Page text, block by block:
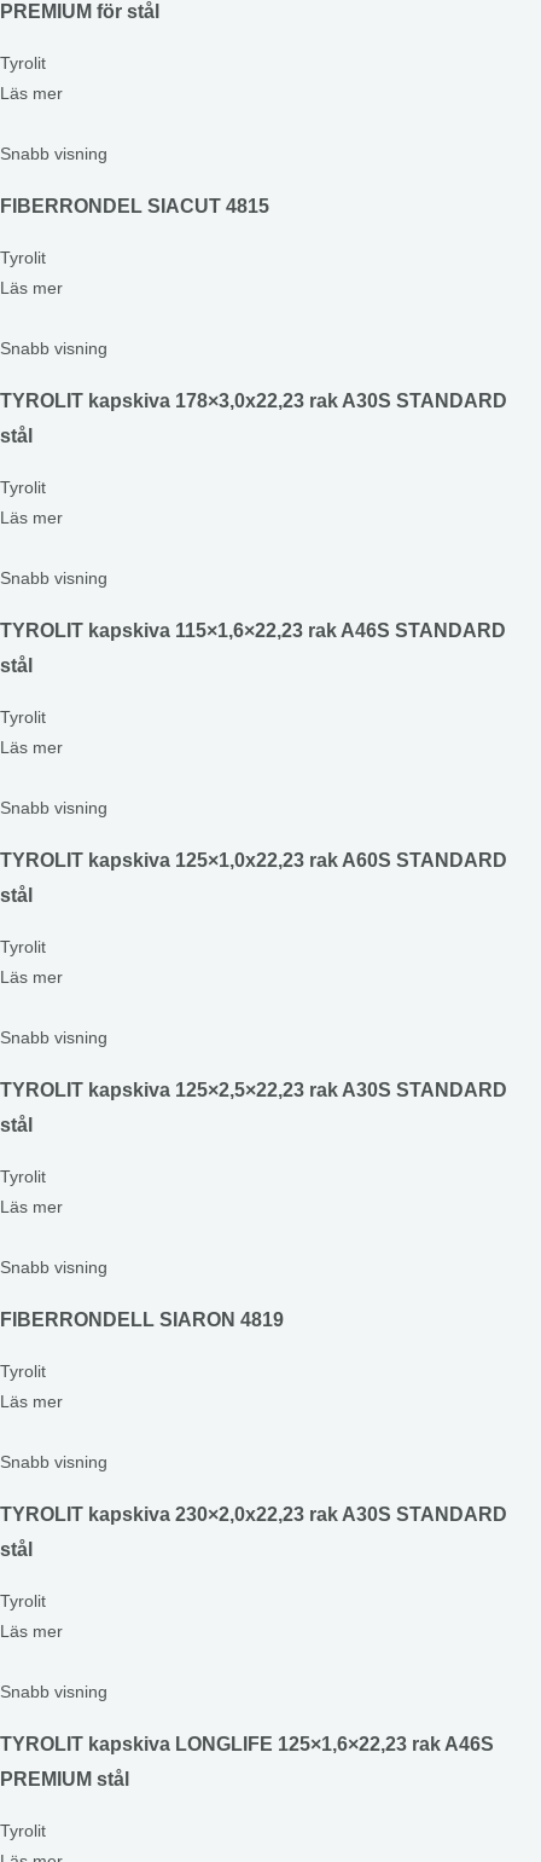
PREMIUM för stål
Tyrolit
Läs mer
Snabb visning
FIBERRONDEL SIACUT 4815
Tyrolit
Läs mer
Snabb visning
TYROLIT kapskiva 178×3,0x22,23 rak A30S STANDARD
stål
Tyrolit
Läs mer
Snabb visning
TYROLIT kapskiva 115×1,6×22,23 rak A46S STANDARD
stål
Tyrolit
Läs mer
Snabb visning
TYROLIT kapskiva 125×1,0x22,23 rak A60S STANDARD
stål
Tyrolit
Läs mer
Snabb visning
TYROLIT kapskiva 125×2,5×22,23 rak A30S STANDARD
stål
Tyrolit
Läs mer
Snabb visning
FIBERRONDELL SIARON 4819
Tyrolit
Läs mer
Snabb visning
TYROLIT kapskiva 230×2,0x22,23 rak A30S STANDARD
stål
Tyrolit
Läs mer
Snabb visning
TYROLIT kapskiva LONGLIFE 125×1,6×22,23 rak A46S
PREMIUM stål
Tyrolit